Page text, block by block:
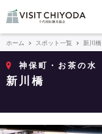
ホーム スポット一覧 新川橋
神保町・お茶の水
新川橋